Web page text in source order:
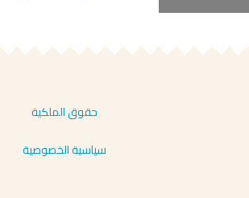
حقوق الملكية
سياسية الخصوصية